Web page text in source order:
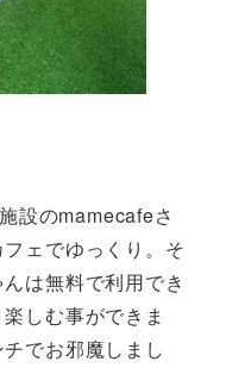
設のmamecafeさ
ェでゆっくり。そ
は無料で利用でき
しむ事ができま
でお邪魔しまし